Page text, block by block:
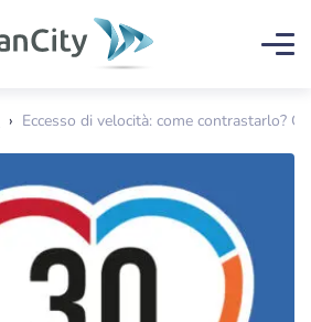
› Eccesso di velocità: come contrastarlo?